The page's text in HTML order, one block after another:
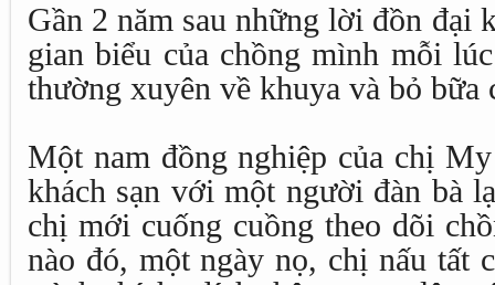
Gần 2 năm sau những lời đồn đại
gian biểu của chồng mình mỗi
thường xuyên về khuya và bỏ bữa
Một nam đồng nghiệp của chị
khách sạn với một người đàn bà
chị mới cuống cuồng theo dõi
nào đó, một ngày nọ, chị nấu tất